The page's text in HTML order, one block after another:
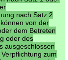
nach Satz 2
von der
dem Betreten
oder des
ausgeschlossen
zum